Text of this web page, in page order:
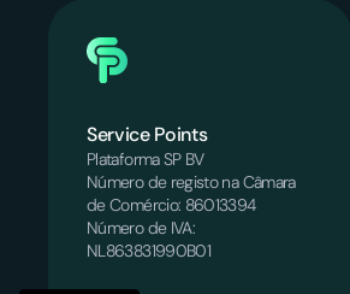
Service Points
Plataforma SP BV
Número de registo na Câmara
de Comércio: 86013394
Número de IVA:
NL863831990B01